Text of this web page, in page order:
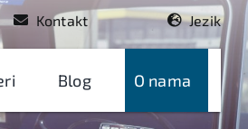
Kontakt Jezik
Blog O nama